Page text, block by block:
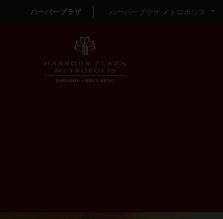
ハーバープラザ ハーバープラザ メトロポリス